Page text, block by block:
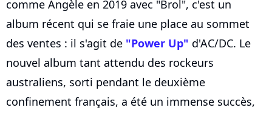
comme Angèle en 2019 avec "Brol", c'est un
album récent qui se fraie une place au sommet
des ventes : il s'agit de "Power Up" d'AC/DC. Le
nouvel album tant attendu des rockeurs
australiens, sorti pendant le deuxième
confinement français, a été un immense succès,